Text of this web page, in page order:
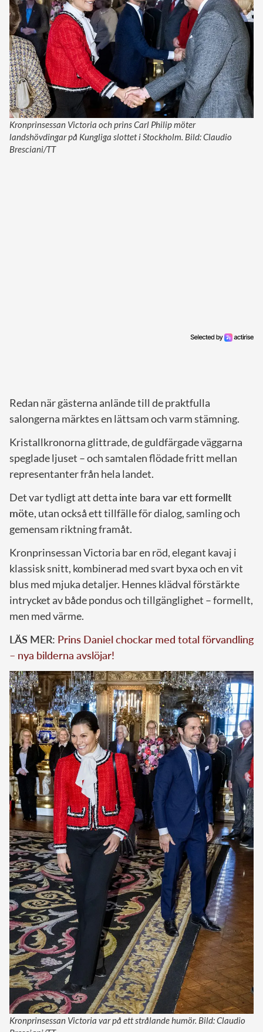
Kronprinsessan Victoria och prins Carl Philip möter
landshövdingar på Kungliga slottet i Stockholm. Bild: Claudio
Bresciani/TT
Redan när gästerna anlände till de praktfulla
salongerna märktes en lättsam och varm stämning.
Kristallkronorna glittrade, de guldfärgade väggarna
speglade ljuset – och samtalen flödade fritt mellan
representanter från hela landet.
Det var tydligt att detta inte bara var ett formellt
möte, utan också ett tillfälle för dialog, samling och
gemensam riktning framåt.
Kronprinsessan Victoria bar en röd, elegant kavaj i
klassisk snitt, kombinerad med svart byxa och en vit
blus med mjuka detaljer. Hennes klädval förstärkte
intrycket av både pondus och tillgänglighet – formellt,
men med värme.
LÄS MER: Prins Daniel chockar med total förvandling
– nya bilderna avslöjar!
Kronprinsessan Victoria var på ett strålande humör. Bild: Claudio